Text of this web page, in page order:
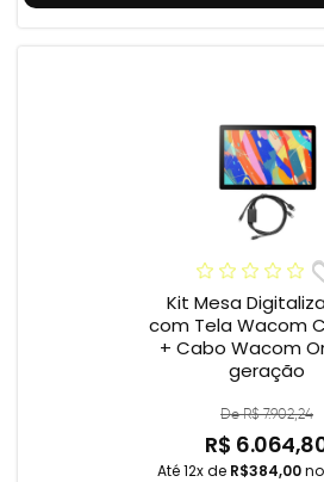
Kit Mesa
com Tela Wacom
+ Cabo Wacom
geração
De R$ 7.902,24
R$
Até 12x de R$384,00